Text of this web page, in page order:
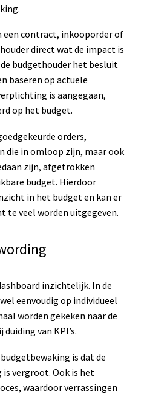
een contract, inkooporder of
direct wat de impact is
budgethouder het besluit
baseren op actuele
is aangegaan,
op het budget.
orders,
die in omloop zijn, maar ook
zijn, afgetrokken
budget. Hierdoor
in het budget en kan er
te veel worden uitgegeven.
inzichtelijk. In de
eenvoudig op individueel
worden gekeken naar de
van KPI’s.
is dat de
vergroot. Ook is het
waardoor verrassingen